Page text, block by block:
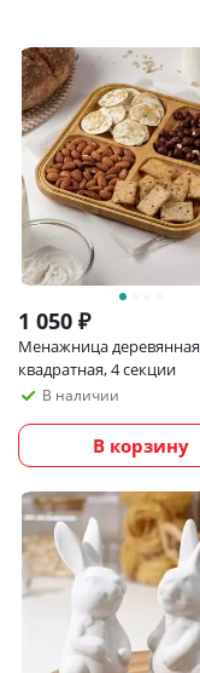
1 050 ₽
Менажница деревянная
квадратная, 4 секции
В наличии
В корзину